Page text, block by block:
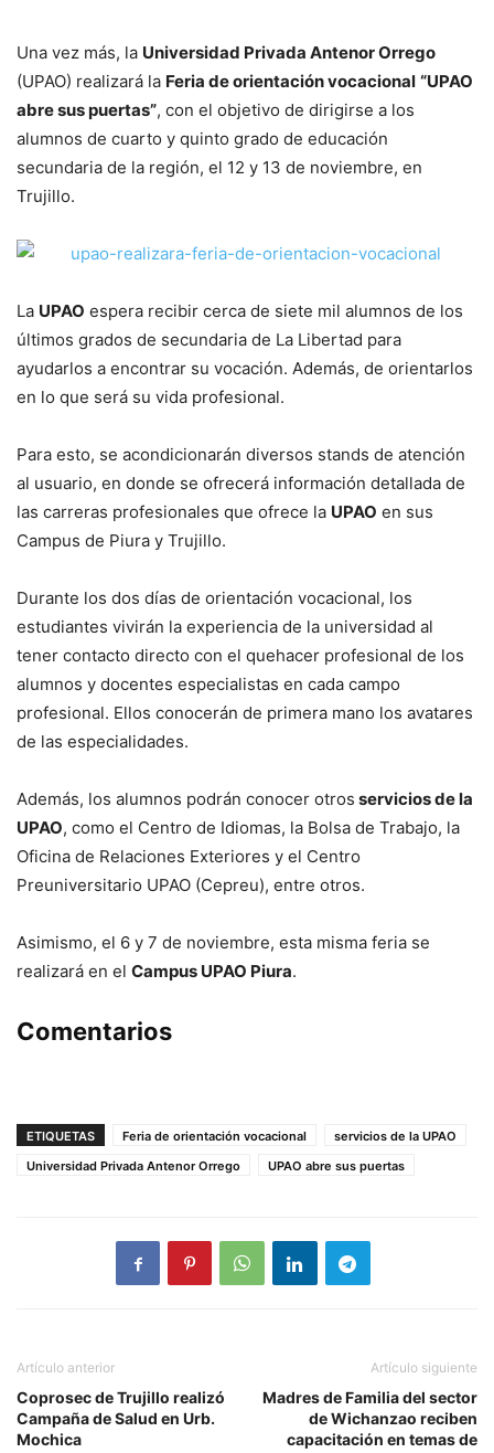
Una vez más, la Universidad Privada Antenor Orrego
(UPAO) realizará la Feria de orientación vocacional “UPAO
abre sus puertas”, con el objetivo de dirigirse a los
alumnos de cuarto y quinto grado de educación
secundaria de la región, el 12 y 13 de noviembre, en
Trujillo.
La UPAO espera recibir cerca de siete mil alumnos de los
últimos grados de secundaria de La Libertad para
ayudarlos a encontrar su vocación. Además, de orientarlos
en lo que será su vida profesional.
Para esto, se acondicionarán diversos stands de atención
al usuario, en donde se ofrecerá información detallada de
las carreras profesionales que ofrece la UPAO en sus
Campus de Piura y Trujillo.
Durante los dos días de orientación vocacional, los
estudiantes vivirán la experiencia de la universidad al
tener contacto directo con el quehacer profesional de los
alumnos y docentes especialistas en cada campo
profesional. Ellos conocerán de primera mano los avatares
de las especialidades.
Además, los alumnos podrán conocer otros servicios de la
UPAO, como el Centro de Idiomas, la Bolsa de Trabajo, la
Oficina de Relaciones Exteriores y el Centro
Preuniversitario UPAO (Cepreu), entre otros.
Asimismo, el 6 y 7 de noviembre, esta misma feria se
realizará en el Campus UPAO Piura.
Comentarios
ETIQUETAS Feria de orientación vocacional
servicios de la UPAO
Universidad Privada Antenor Orrego
UPAO abre sus puertas
Artículo anterior
Coprosec de Trujillo realizó
Campaña de Salud en Urb.
Mochica
Artículo siguiente
Madres de Familia del sector
de Wichanzao reciben
capacitación en temas de